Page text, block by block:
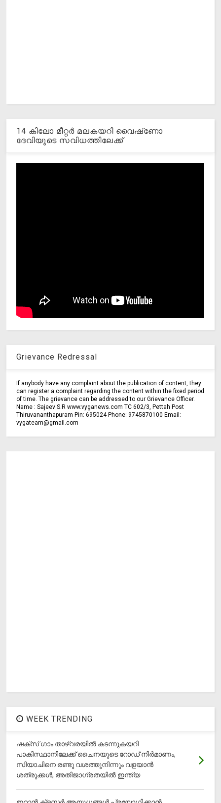
14 കിലോ മീറ്റര്‍ മലകയറി വൈഷ്‌ണോ
ദേവിയുടെ സവിധത്തിലേക്ക്
Grievance Redressal
If anybody have any complaint about the publication of content, they
can register a complaint regarding the content within the fixed period
of time. The grievance can be addressed to our Grievance Officer.
Name : Sajeev S.R www.vyganews.com TC 602/3, Pettah Post
Thiruvananthapuram Pin: 695024 Phone: 9745870100 Email:
vygateam@gmail.com
WEEK TRENDING
ഷക്സ് ​ഗാം താഴ്‌വരയിൽ കടന്നുകയറി
പാകിസ്ഥാനിലേക്ക് ചൈനയുടെ റോഡ് നിർമാണം,
സിയാചിനെ രണ്ടു വശത്തുനിന്നും വളയാൻ
ശത്രുക്കൾ, അതിജാ​ഗ്രതയിൽ ഇന്ത്യ